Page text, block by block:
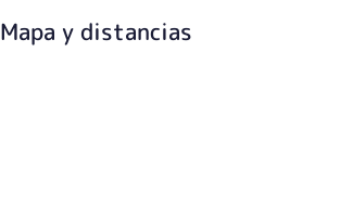
Mapa y distancias